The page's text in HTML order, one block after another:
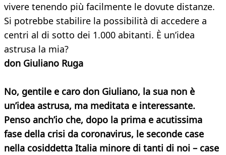
vivere tenendo più facilmente le dovute distanze.
Si potrebbe stabilire la possibilità di accedere a
centri al di sotto dei 1.000 abitanti. È un’idea
astrusa la mia?
don Giuliano Ruga
No, gentile e caro don Giuliano, la sua non è
un’idea astrusa, ma meditata e interessante.
Penso anch’io che, dopo la prima e acutissima
fase della crisi da coronavirus, le seconde case
nella cosiddetta Italia minore di tanti di noi – case